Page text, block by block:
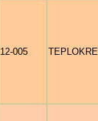
12-005